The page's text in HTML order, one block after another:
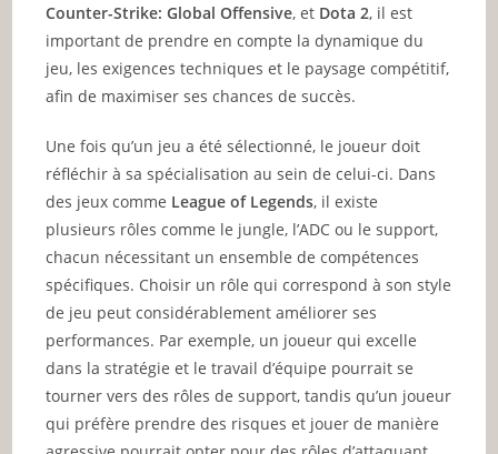
Counter-Strike: Global Offensive, et Dota 2, il est
important de prendre en compte la dynamique du
jeu, les exigences techniques et le paysage compétitif,
afin de maximiser ses chances de succès.
Une fois qu’un jeu a été sélectionné, le joueur doit
réfléchir à sa spécialisation au sein de celui-ci. Dans
des jeux comme League of Legends, il existe
plusieurs rôles comme le jungle, l’ADC ou le support,
chacun nécessitant un ensemble de compétences
spécifiques. Choisir un rôle qui correspond à son style
de jeu peut considérablement améliorer ses
performances. Par exemple, un joueur qui excelle
dans la stratégie et le travail d’équipe pourrait se
tourner vers des rôles de support, tandis qu’un joueur
qui préfère prendre des risques et jouer de manière